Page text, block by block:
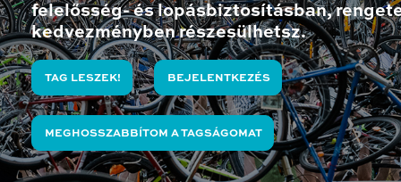
felelősség- és lopásbiztosításban,
kedvezményben részesülhetsz.
TAG LESZEK! BEJELENTKEZÉS
MEGHOSSZABBÍTOM A TAGSÁGOMAT